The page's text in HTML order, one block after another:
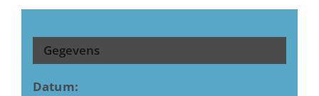
Gegevens
Datum: